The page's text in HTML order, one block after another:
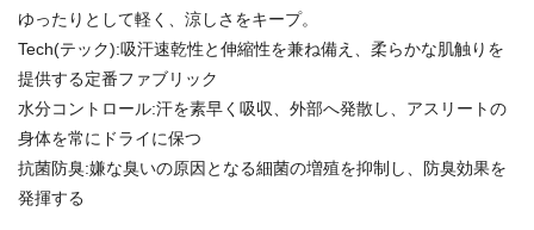
ゆったりとして軽く、涼しさをキープ。
Tech(テック):吸汗速乾性と伸縮性を兼ね備え、柔らかな肌触りを
提供する定番ファブリック
水分コントロール:汗を素早く吸収、外部へ発散し、アスリートの
身体を常にドライに保つ
抗菌防臭:嫌な臭いの原因となる細菌の増殖を抑制し、防臭効果を
発揮する